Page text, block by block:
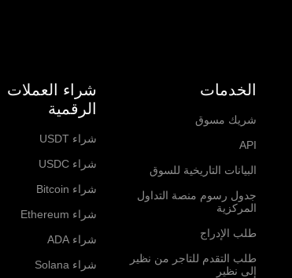
الخدمات
شريك مسوق
API
البيانات التاريخية للسوق
جدول رسوم منصة التداول
المركزية
طلب الإدراج
طلب التقدم للتاجر من نظير
إلى نظير
شراء العملات
الرقمية
شراء USDT
شراء USDC
شراء Bitcoin
شراء Ethereum
شراء ADA
شراء Solana